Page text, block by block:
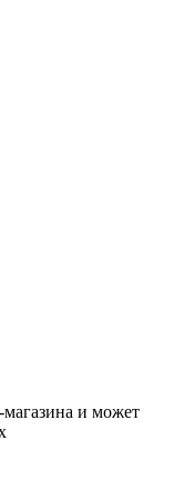
магазина и может